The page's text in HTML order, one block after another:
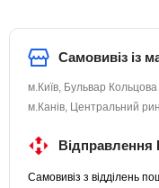
Самовивіз із
м.Київ, Бульвар
м.Канів, Центральний
Самовивіз з відділень